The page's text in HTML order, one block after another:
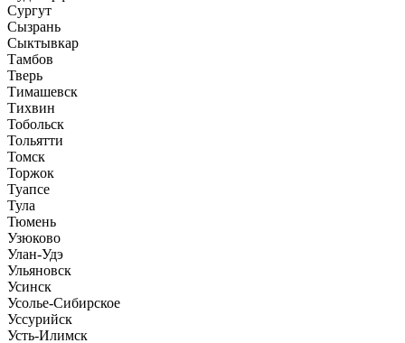
Сургут
Сызрань
Сыктывкар
Тамбов
Тверь
Тимашевск
Тихвин
Тобольск
Тольятти
Томск
Торжок
Туапсе
Тула
Тюмень
Узюково
Улан-Удэ
Ульяновск
Усинск
Усолье-Сибирское
Уссурийск
Усть-Илимск